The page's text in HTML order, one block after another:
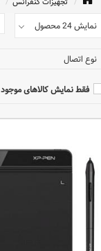
نمایش 24 محصول
نوع اتصال
فقط نمایش کالاهای موجود